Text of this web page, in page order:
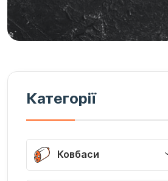
Категорії
Ковбаси